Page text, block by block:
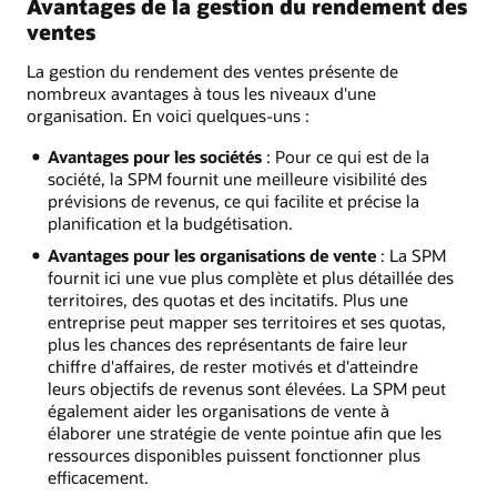
Avantages de la gestion du rendement des
ventes
La gestion du rendement des ventes présente de
nombreux avantages à tous les niveaux d'une
organisation. En voici quelques-uns :
Avantages pour les sociétés: Pour ce qui est de la
société, la SPM fournit une meilleure visibilité des
prévisions de revenus, ce qui facilite et précise la
planification et la budgétisation.
Avantages pour les organisations de vente: La SPM
fournit ici une vue plus complète et plus détaillée des
territoires, des quotas et des incitatifs. Plus une
entreprise peut mapper ses territoires et ses quotas,
plus les chances des représentants de faire leur
chiffre d'affaires, de rester motivés et d'atteindre
leurs objectifs de revenus sont élevées. La SPM peut
également aider les organisations de vente à
élaborer une stratégie de vente pointue afin que les
ressources disponibles puissent fonctionner plus
efficacement.